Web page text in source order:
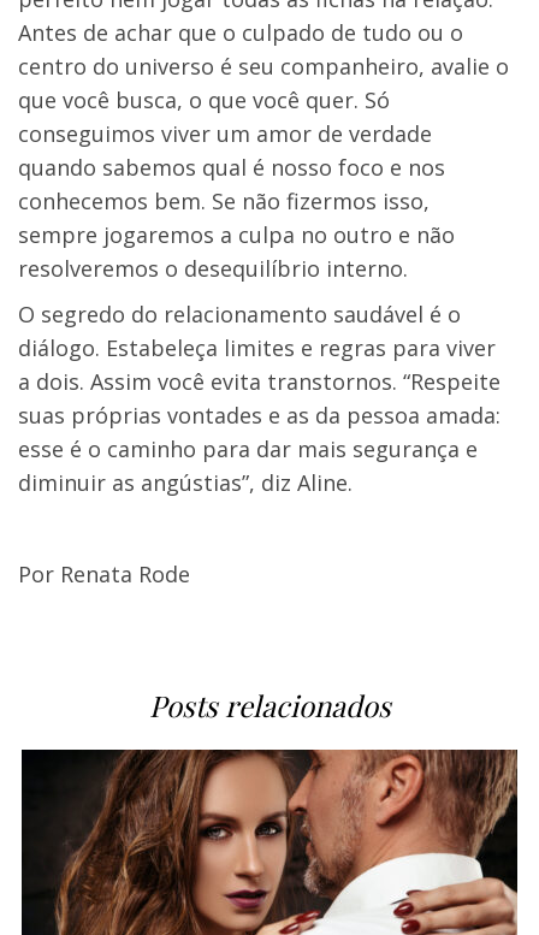
Antes de achar que o culpado de tudo ou o
centro do universo é seu companheiro, avalie o
que você busca, o que você quer. Só
conseguimos viver um amor de verdade
quando sabemos qual é nosso foco e nos
conhecemos bem. Se não fizermos isso,
sempre jogaremos a culpa no outro e não
resolveremos o desequilíbrio interno.
O segredo do relacionamento saudável é o
diálogo. Estabeleça limites e regras para viver
a dois. Assim você evita transtornos. “Respeite
suas próprias vontades e as da pessoa amada:
esse é o caminho para dar mais segurança e
diminuir as angústias”, diz Aline.
Por Renata Rode
Posts relacionados